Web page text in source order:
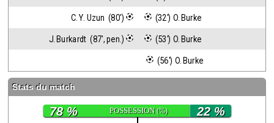
C. Y. Uzun  (80') (32') O. Burke
J. Burkardt  (87', pen.) (53') O. Burke
(56') O. Burke
Stats du match
POSSESSION(%)
78 % 22 %
Tableau transferts L1
Taille de la police
Paramètrages / Options
Contact / Signaler un bug
Recrutement Maxifoot